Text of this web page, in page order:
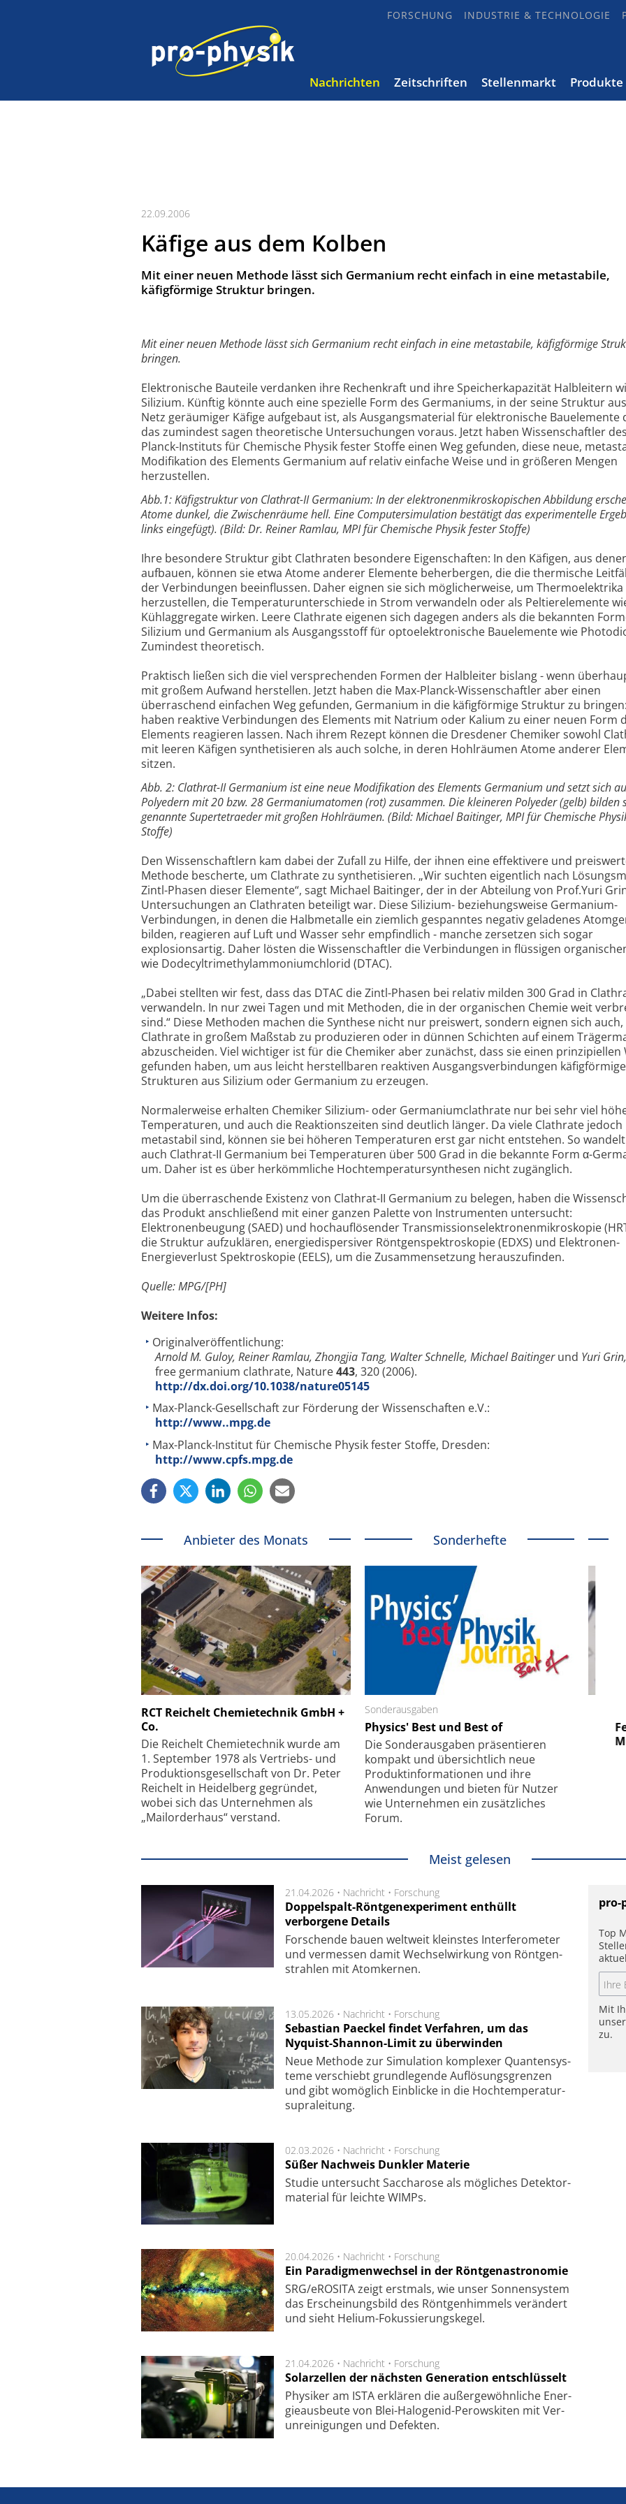
FORSCHUNG INDUSTRIE & TECHNOLOGIE
Nachrichten Zeitschriften Stellenmarkt Produkte
22.09.2006
Käfige aus dem Kolben
Mit einer neuen Methode lässt sich Germanium recht einfach in eine metastabile,
käfigförmige Struktur bringen.
Mit einer neuen Methode lässt sich Germanium recht einfach in eine metastabile, käfigförmige
bringen.
Elektronische Bauteile verdanken ihre Rechenkraft und ihre Speicherkapazität Halbleitern
Silizium. Künftig könnte auch eine spezielle Form des Germaniums, in der seine Struktur
Netz geräumiger Käfige aufgebaut ist, als Ausgangsmaterial für elektronische Bauelemente
das zumindest sagen theoretische Untersuchungen voraus. Jetzt haben Wissenschaftler
Planck-Instituts für Chemische Physik fester Stoffe einen Weg gefunden, diese neue,
Modifikation des Elements Germanium auf relativ einfache Weise und in größeren Mengen
herzustellen.
Abb.1: Käfigstruktur von Clathrat-II Germanium: In der elektronenmikroskopischen Abbildung
Atome dunkel, die Zwischenräume hell. Eine Computersimulation bestätigt das experimentelle
links eingefügt). (Bild: Dr. Reiner Ramlau, MPI für Chemische Physik fester Stoffe)
Ihre besondere Struktur gibt Clathraten besondere Eigenschaften: In den Käfigen, aus
aufbauen, können sie etwa Atome anderer Elemente beherbergen, die die thermische
der Verbindungen beeinflussen. Daher eignen sie sich möglicherweise, um Thermoelektrika
herzustellen, die Temperaturunterschiede in Strom verwandeln oder als Peltierelemente
Kühlaggregate wirken. Leere Clathrate eigenen sich dagegen anders als die bekannten
Silizium und Germanium als Ausgangsstoff für optoelektronische Bauelemente wie
Zumindest theoretisch.
Praktisch ließen sich die viel versprechenden Formen der Halbleiter bislang - wenn
mit großem Aufwand herstellen. Jetzt haben die Max-Planck-Wissenschaftler aber einen
überraschend einfachen Weg gefunden, Germanium in die käfigförmige Struktur zu
haben reaktive Verbindungen des Elements mit Natrium oder Kalium zu einer neuen Form
Elements reagieren lassen. Nach ihrem Rezept können die Dresdener Chemiker sowohl
mit leeren Käfigen synthetisieren als auch solche, in deren Hohlräumen Atome anderer
sitzen.
Abb. 2: Clathrat-II Germanium ist eine neue Modifikation des Elements Germanium und setzt sich
Polyedern mit 20 bzw. 28 Germaniumatomen (rot) zusammen. Die kleineren Polyeder (gelb) bilden
genannte Supertetraeder mit großen Hohlräumen. (Bild: Michael Baitinger, MPI für Chemische
Stoffe)
Den Wissenschaftlern kam dabei der Zufall zu Hilfe, der ihnen eine effektivere und
Methode bescherte, um Clathrate zu synthetisieren. „Wir suchten eigentlich nach
Zintl-Phasen dieser Elemente“, sagt Michael Baitinger, der in der Abteilung von Prof.Yuri
Untersuchungen an Clathraten beteiligt war. Diese Silizium- beziehungsweise Germanium-
Verbindungen, in denen die Halbmetalle ein ziemlich gespanntes negativ geladenes
bilden, reagieren auf Luft und Wasser sehr empfindlich - manche zersetzen sich sogar
explosionsartig. Daher lösten die Wissenschaftler die Verbindungen in flüssigen
wie Dodecyltrimethylammoniumchlorid (DTAC).
„Dabei stellten wir fest, dass das DTAC die Zintl-Phasen bei relativ milden 300 Grad in
verwandeln. In nur zwei Tagen und mit Methoden, die in der organischen Chemie weit
sind.“ Diese Methoden machen die Synthese nicht nur preiswert, sondern eignen sich auch,
Clathrate in großem Maßstab zu produzieren oder in dünnen Schichten auf einem
abzuscheiden. Viel wichtiger ist für die Chemiker aber zunächst, dass sie einen prinzipiellen
gefunden haben, um aus leicht herstellbaren reaktiven Ausgangsverbindungen käfigförmige
Strukturen aus Silizium oder Germanium zu erzeugen.
Normalerweise erhalten Chemiker Silizium- oder Germaniumclathrate nur bei sehr viel
Temperaturen, und auch die Reaktionszeiten sind deutlich länger. Da viele Clathrate jedoch
metastabil sind, können sie bei höheren Temperaturen erst gar nicht entstehen. So
auch Clathrat-II Germanium bei Temperaturen über 500 Grad in die bekannte Form α-
um. Daher ist es über herkömmliche Hochtemperatursynthesen nicht zugänglich.
Um die überraschende Existenz von Clathrat-II Germanium zu belegen, haben die
das Produkt anschließend mit einer ganzen Palette von Instrumenten untersucht:
Elektronenbeugung (SAED) und hochauflösender Transmissionselektronenmikroskopie
die Struktur aufzuklären, energiedispersiver Röntgenspektroskopie (EDXS) und Elektronen-
Energieverlust Spektroskopie (EELS), um die Zusammensetzung herauszufinden.
Quelle: MPG/[PH]
Weitere Infos:
Originalveröffentlichung:
Arnold M. Guloy, Reiner Ramlau, Zhongjia Tang, Walter Schnelle, Michael Baitingerund Yuri Grin,
free germanium clathrate, Nature443, 320 (2006).
http://dx.doi.org/10.1038/nature05145
Max-Planck-Gesellschaft zur Förderung der Wissenschaften e.V.:
http://www..mpg.de
Max-Planck-Institut für Chemische Physik fester Stoffe, Dresden:
http://www.cpfs.mpg.de
Anbieter des Monats
RCT Reichelt Chemietechnik GmbH +
Co.
Die Reichelt Chemietechnik wurde am
1. September 1978 als Vertriebs- und
Produktionsgesellschaft von Dr. Peter
Reichelt in Heidelberg gegründet,
wobei sich das Unternehmen als
„Mailorderhaus“ verstand.
Sonderhefte
Sonderausgaben
Physics' Best und Best of
Die Sonder­ausgaben präsentieren
kompakt und übersichtlich neue
Produkt­informationen und ihre
Anwendungen und bieten für Nutzer
wie Unternehmen ein zusätzliches
Forum.
Schäfter + Kirchhoff GmbH
Feinfokussierungsmechanismus
Elektronenmikroskopie auf
kleinstem Raum
Meist gelesen
21.04.2026 • Nachricht • Forschung
Doppelspalt-Röntgenexperiment enthüllt
verborgene Details
For­schen­de bau­en welt­weit kleins­tes In­ter­fe­ro­me­ter
und ver­mes­sen da­mit Wech­sel­wir­kung von Rönt­gen­
strah­len mit Atom­ker­nen.
13.05.2026 • Nachricht • Forschung
Sebastian Paeckel findet Verfahren, um das
Nyquist-Shannon-Limit zu überwinden
Neue Methode zur Simu­la­tion kom­ple­xer Quan­ten­sys­
te­me ver­schiebt grund­le­gen­de Auf­lösungs­gren­zen
und gibt wo­mög­lich Ein­blicke in die Hoch­tempe­ra­tur­
supra­lei­tung.
02.03.2026 • Nachricht • Forschung
Süßer Nachweis Dunkler Materie
Studie unter­sucht Saccha­ro­se als mög­li­ches De­tek­tor­
ma­te­rial für leich­te WIMPs.
20.04.2026 • Nachricht • Forschung
Ein Paradigmenwechsel in der Röntgenastronomie
SRG/eROSITA zeigt erst­mals, wie unser Son­nen­sys­tem
das Er­schei­nungs­bild des Rönt­gen­him­mels ver­än­dert
und sieht Helium-Fokus­sie­rungs­ke­gel.
21.04.2026 • Nachricht • Forschung
Solarzellen der nächsten Generation entschlüsselt
Physiker am ISTA er­klä­ren die außer­ge­wöhn­li­che Ener­
gie­aus­beu­te von Blei-Halo­ge­nid-Perows­ki­ten mit Ver­
unrei­ni­gung­en und De­fek­ten.
pro-
Top
Mit
zu.